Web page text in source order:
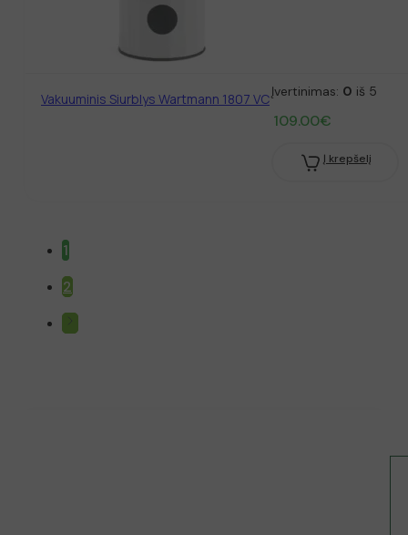
Vakuuminis Siurblys Wartmann 1807 VCĮvertinimas: 0 iš 5
109.00€
Į krepšelį
1
2